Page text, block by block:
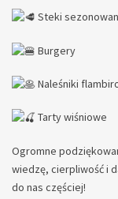
Steki
Burgery
Naleśniki
Tarty wiśniowe
Ogromne
wiedzę, cierpliwość i
do nas częściej!